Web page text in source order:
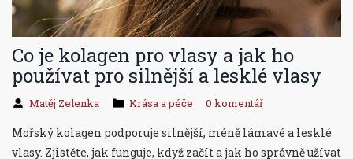
Co je kolagen pro vlasy a jak ho
používat pro silnější a lesklé vlasy
Matěj Zelenka Krása a péče 0 komentář
Mořský kolagen podporuje silnější, méně lámavé a lesklé
vlasy. Zjistěte, jak funguje, když začít a jak ho správně užívat